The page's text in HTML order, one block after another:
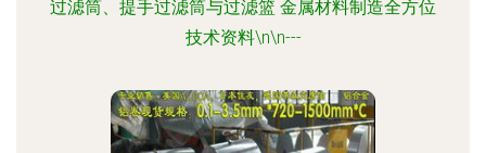
过滤筒、提手过滤筒与过滤篮 金属材料制造全方位
技术资料\n\n---